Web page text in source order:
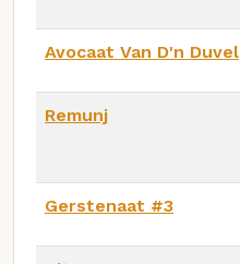
Avocaat Van D'n Duvel
Remunj
Gerstenaat #3